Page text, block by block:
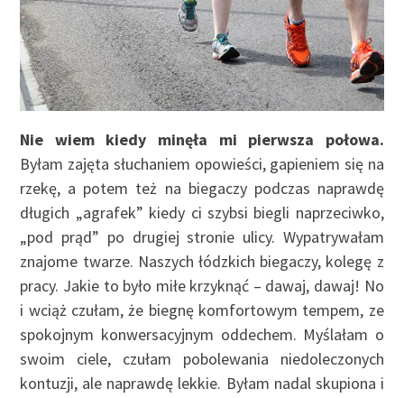
Nie wiem kiedy minęła mi pierwsza połowa.
Byłam zajęta słuchaniem opowieści, gapieniem się na
rzekę, a potem też na biegaczy podczas naprawdę
długich „agrafek” kiedy ci szybsi biegli naprzeciwko,
„pod prąd” po drugiej stronie ulicy. Wypatrywałam
znajome twarze. Naszych łódzkich biegaczy, kolegę z
pracy. Jakie to było miłe krzyknąć – dawaj, dawaj! No
i wciąż czułam, że biegnę komfortowym tempem, ze
spokojnym konwersacyjnym oddechem. Myślałam o
swoim ciele, czułam pobolewania niedoleczonych
kontuzji, ale naprawdę lekkie. Byłam nadal skupiona i